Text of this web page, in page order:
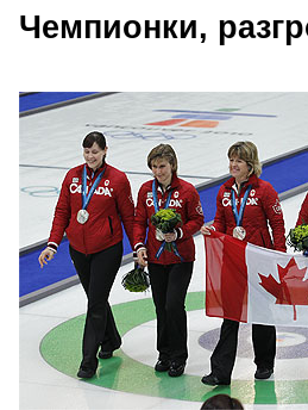
Чемпионки,